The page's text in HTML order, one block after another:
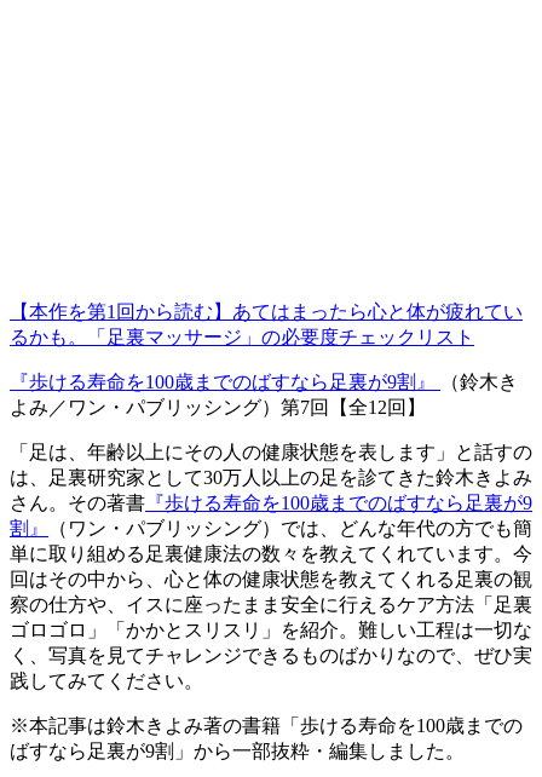
【本作を第1回から読む】あてはまったら心と体が疲れてい
るかも。「足裏マッサージ」の必要度チェックリスト
『歩ける寿命を100歳までのばすなら足裏が9割 』
（鈴木き
よみ／ ワン・パブリッシング）第7回【全12回】
「足は、年齢以上にその人の健康状態を表します」と話すの
は、足裏研究家として30万人以上の足を診てきた鈴木きよみ
さん。その著書 『歩ける寿命を100歳までのばすなら足裏が9
割』
（ワン・パブリッシング）では、どんな年代の方でも簡
単に取り組める足裏健康法の数々を教えてくれています。今
回はその中から、心と体の健康状態を教えてくれる足裏の観
察の仕方や、イスに座ったまま安全に行えるケア方法「足裏
ゴロゴロ」「かかとスリスリ」を紹介。難しい工程は一切な
く、写真を見てチャレンジできるものばかりなので、ぜひ実
践してみてください。
※本記事は鈴木きよみ著の書籍「歩ける寿命を100歳までの
ばすなら足裏が9割」から一部抜粋・編集しました。